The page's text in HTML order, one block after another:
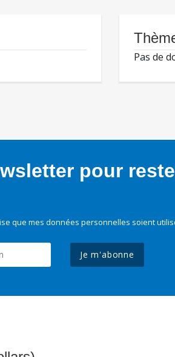
Pas de
pour
que mes données personnelles soient
Je m'abonne